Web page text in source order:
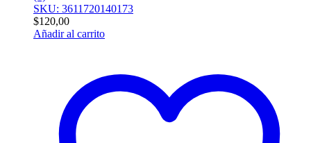
SKU: 3611720140173
$120,00
Añadir al carrito